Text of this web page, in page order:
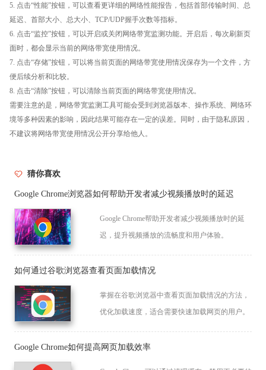
5. 点击“性能”按钮，可以查看更详细的网络性能报告，包括首部传输时间、总
延迟、首部大小、总大小、TCP/UDP握手次数等指标。
6. 点击“监控”按钮，可以开启或关闭网络带宽监测功能。开启后，每次刷新页
面时，都会显示当前的网络带宽使用情况。
7. 点击“存储”按钮，可以将当前页面的网络带宽使用情况保存为一个文件，方
便后续分析和比较。
8. 点击“清除”按钮，可以清除当前页面的网络带宽使用情况。
需要注意的是，网络带宽监测工具可能会受到浏览器版本、操作系统、网络环
境等多种因素的影响，因此结果可能存在一定的误差。同时，由于隐私原因，
不建议将网络带宽使用情况公开分享给他人。
猜你喜欢
Google Chrome浏览器如何帮助开发者减少视频播放时的延迟
Google Chrome帮助开发者减少视频播放时的延
迟，提升视频播放的流畅度和用户体验。
如何通过谷歌浏览器查看页面加载情况
掌握在谷歌浏览器中查看页面加载情况的方法，
优化加载速度，适合需要快速加载网页的用户。
Google Chrome如何提高网页加载效率